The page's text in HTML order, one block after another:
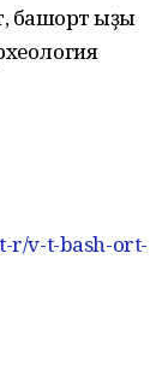
ҡыҙы
r/v-t-bash-ort-